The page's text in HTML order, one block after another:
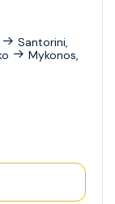
Santorini,
Mykonos,